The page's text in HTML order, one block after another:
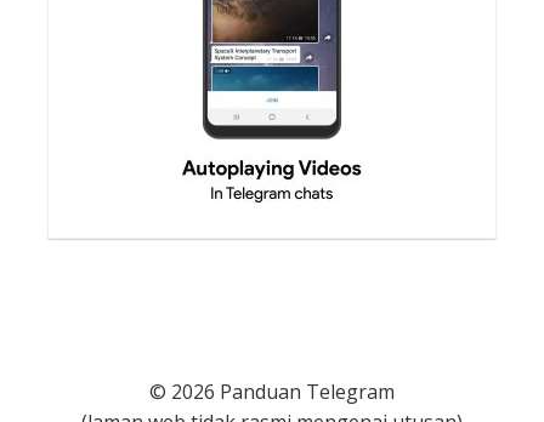
© 2026 Panduan Telegram